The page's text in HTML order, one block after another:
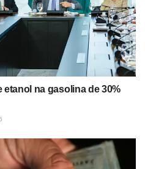
na gasolina de 30%